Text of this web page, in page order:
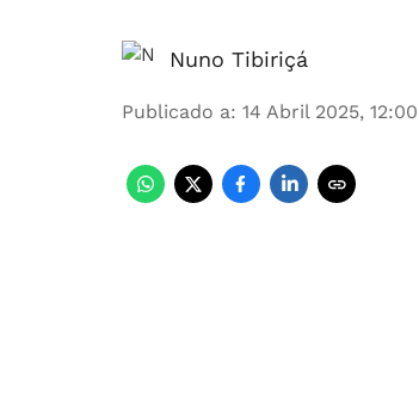
Nuno Tibiriçá
Publicado a: 14 Abril 2025, 12:00